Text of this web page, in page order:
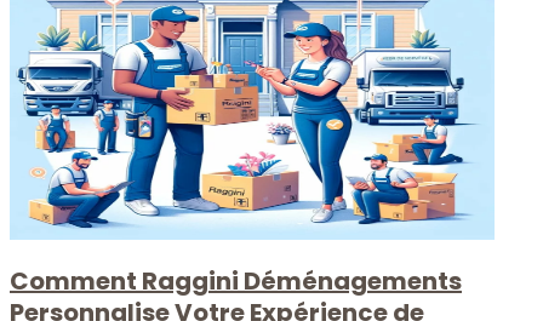
Comment Raggini Déménagements
Personnalise Votre Expérience de